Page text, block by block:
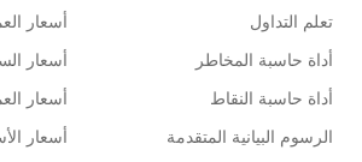
تعلم التداول
أداة حاسبة المخاطر
أداة حاسبة النقاط
الرسوم البيانية المتقدمة
أسعار
أسعار
أسعار
أسعار